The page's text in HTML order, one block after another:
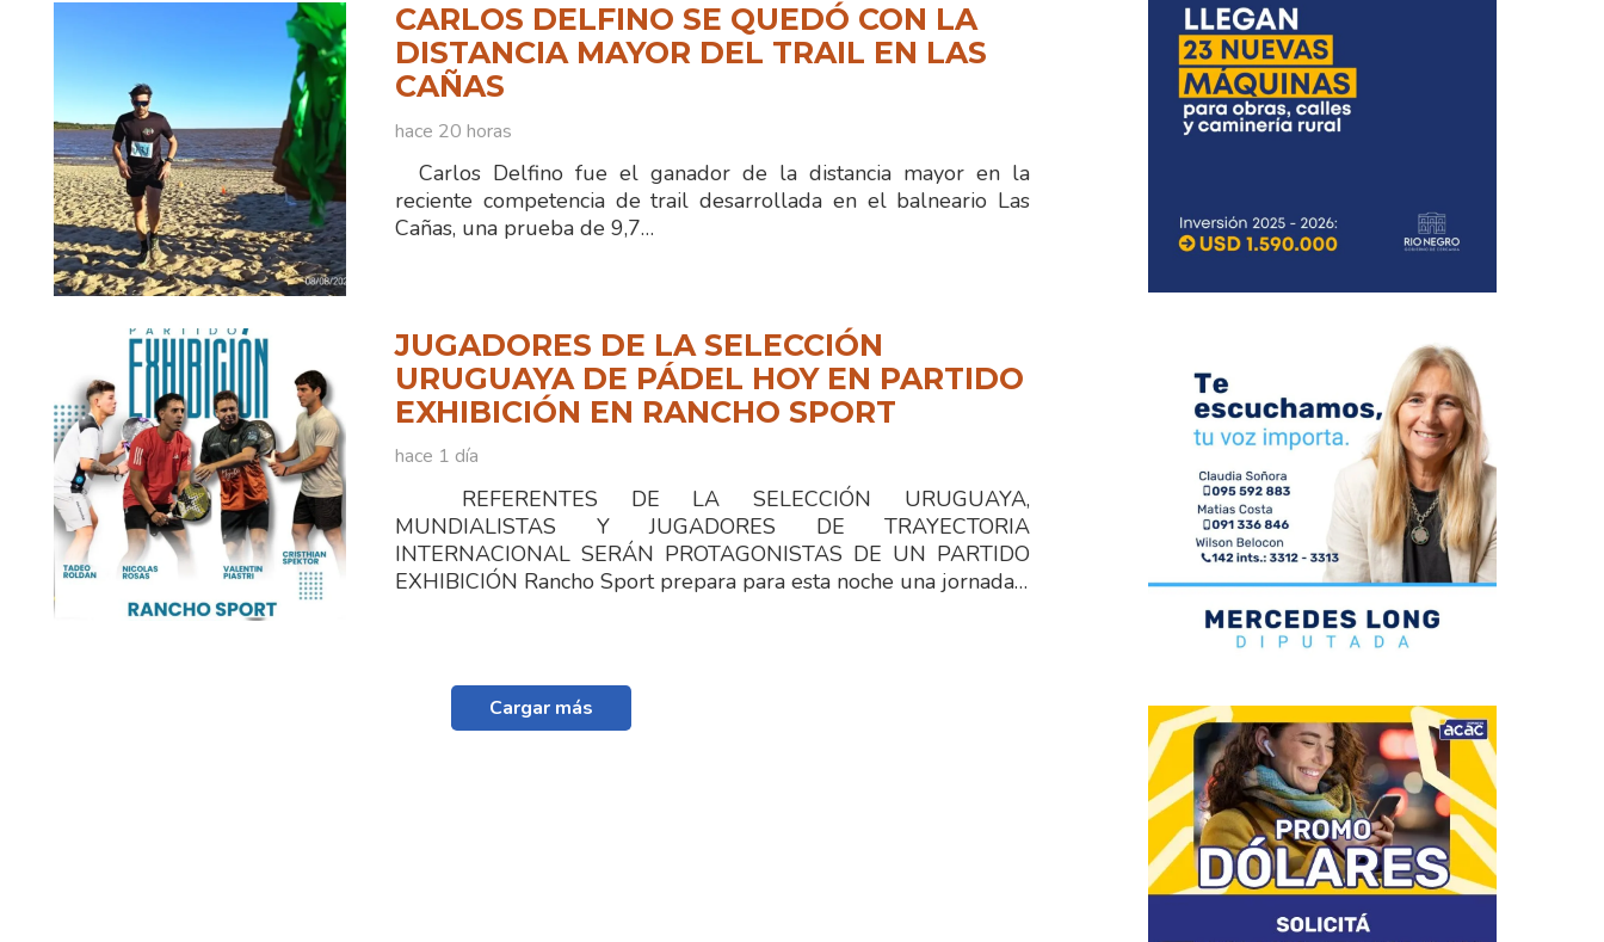
CARLOS DELFINO SE QUEDÓ CON LA
DISTANCIA MAYOR DEL TRAIL EN LAS
CAÑAS
hace 20 horas
Carlos Delfino fue el ganador de la distancia mayor en la
reciente competencia de trail desarrollada en el balneario Las
Cañas, una prueba de 9,7…
JUGADORES DE LA SELECCIÓN
URUGUAYA DE PÁDEL HOY EN PARTIDO
EXHIBICIÓN EN RANCHO SPORT
hace 1 día
REFERENTES DE LA SELECCIÓN URUGUAYA,
MUNDIALISTAS Y JUGADORES DE TRAYECTORIA
INTERNACIONAL SERÁN PROTAGONISTAS DE UN PARTIDO
EXHIBICIÓN Rancho Sport prepara para esta noche una jornada…
Cargar más